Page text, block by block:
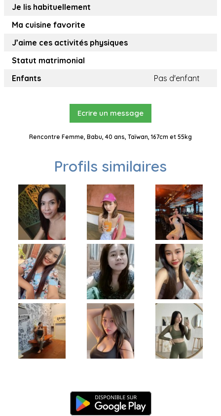
Je lis habituellement
Ma cuisine favorite
J’aime ces activités physiques
Statut matrimonial
Enfants
Pas d'enfant
Ecrire un message
Rencontre Femme, Babu, 40 ans, Taïwan, 167cm et 55kg
Profils similaires